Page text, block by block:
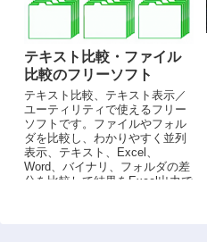
テキスト比較・ファイル
比較のフリーソフト
テキスト比較、テキスト表示／
ユーティリティで使えるフリー
ソフトです。ファイルやフォル
ダを比較し、わかりやすく並列
表示、テキスト、Excel、
Word、バイナリ、フォルダの差
分を比較して結果をExcel出力で